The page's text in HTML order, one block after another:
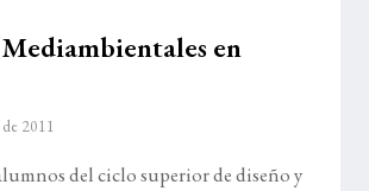
en
2011
del ciclo superior de diseño y